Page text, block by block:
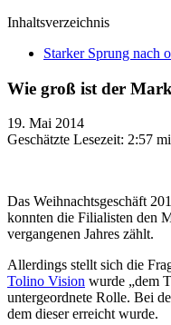
Inhaltsverzeichnis
Starker Sprung nach
Wie groß ist der
19. Mai 2014
Geschätzte Lesezeit: 2:57
Das Weihnachtsgeschäft
konnten die Filialisten den
vergangenen Jahres zählt.
Allerdings stellt sich die
Tolino Vision wurde „dem
untergeordnete Rolle. Bei
dem dieser erreicht wurde.